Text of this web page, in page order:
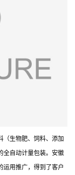
（生物肥、饲料、添加
全自动计量包装。安徽
运用推广，得到了客户